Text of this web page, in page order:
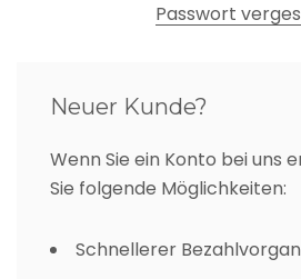
Passwort
Neuer Kunde?
Wenn Sie ein Konto bei uns
Sie folgende Möglichkeiten:
Schnellerer